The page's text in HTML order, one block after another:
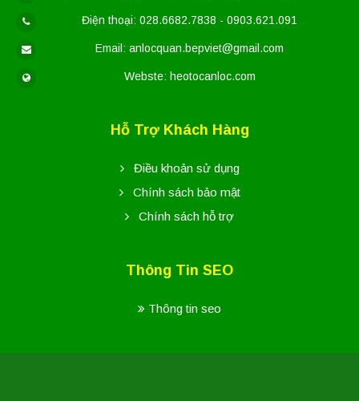
Điện thoại: 028.6682.7838 - 0903.621.091
Email: anlocquan.bepviet@gmail.com
Webste: heotocanloc.com
Hỗ Trợ Khách Hàng
Điều khoản sử dụng
Chính sách bảo mật
Chính sách hỗ trợ
Thông Tin SEO
Thông tin seo